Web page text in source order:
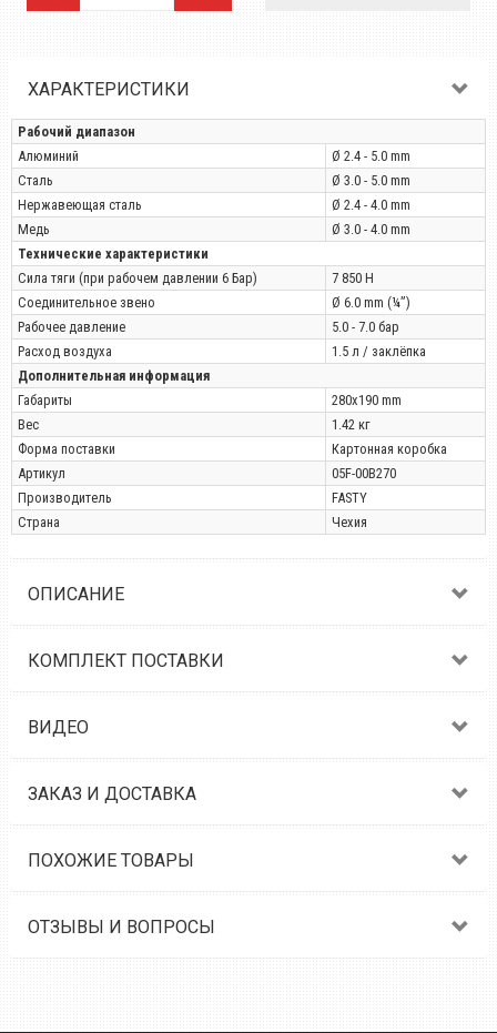
ХАРАКТЕРИСТИКИ
Рабочий диапазон
Алюминий
Ø 2.4 - 5.0 mm
Сталь
Ø 3.0 - 5.0 mm
Нержавеющая сталь
Ø 2.4 - 4.0 mm
Медь
Ø 3.0 - 4.0 mm
Технические характеристики
Сила тяги (при рабочем давлении 6 Бар)
7 850 Н
Соединительное звено
Ø 6.0 mm (¼”)
Рабочее давление
5.0 - 7.0 бар
Расход воздуха
1.5 л / заклёпка
Дополнительная информация
Габариты
280x190 mm
Вес
1.42 кг
Форма поставки
Картонная коробка
Артикул
05F-00B270
Производитель
FASTY
Страна
Чехия
ОПИСАНИЕ
КОМПЛЕКТ ПОСТАВКИ
ВИДЕО
ЗАКАЗ И ДОСТАВКА
ПОХОЖИЕ ТОВАРЫ
ОТЗЫВЫ И ВОПРОСЫ